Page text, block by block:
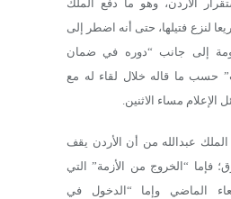
الأردن، وهو ما دفع الملك
لنزع فتيلها، حتى أنه اضطر إلى
إلى جانب “دوره في ضمان
حسب ما قاله خلال لقاء له مع
مساء الاثنين.
الملك عبدالله من أن الأردن يقف
فإما “الخروج من الأزمة” التي
الماضي وإما “الدخول في